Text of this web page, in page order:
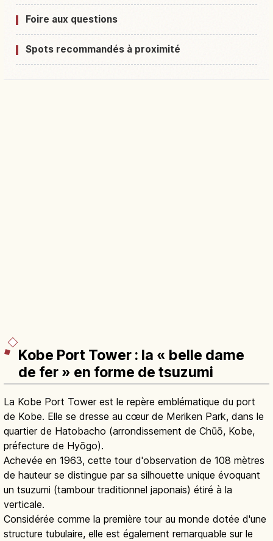
Foire aux questions
Spots recommandés à proximité
Kobe Port Tower : la « belle dame
de fer » en forme de tsuzumi
La Kobe Port Tower est le repère emblématique du port
de Kobe. Elle se dresse au cœur de Meriken Park, dans le
quartier de Hatobacho (arrondissement de Chūō, Kobe,
préfecture de Hyōgo).
Achevée en 1963, cette tour d'observation de 108 mètres
de hauteur se distingue par sa silhouette unique évoquant
un tsuzumi (tambour traditionnel japonais) étiré à la
verticale.
Considérée comme la première tour au monde dotée d'une
structure tubulaire, elle est également remarquable sur le